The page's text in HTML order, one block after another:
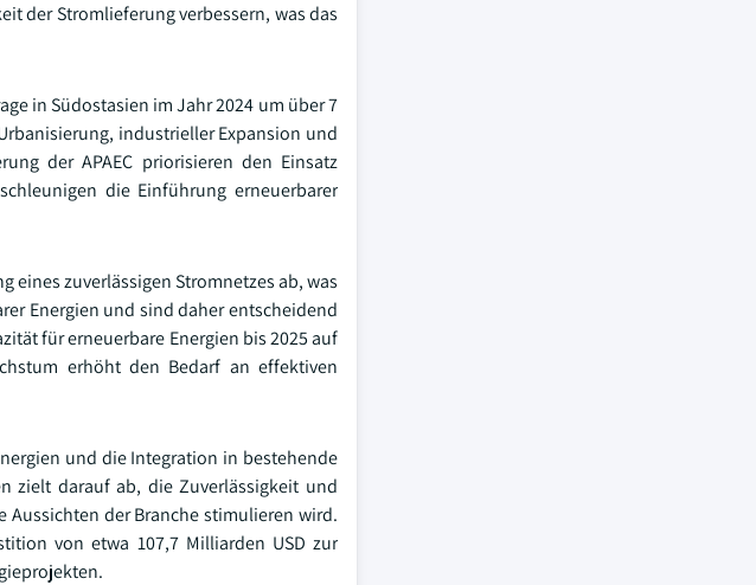
der Stromlieferung verbessern, was das
in Südostasien im Jahr 2024 um über 7
industrieller Expansion und
der APAEC priorisieren den Einsatz
die Einführung erneuerbarer
eines zuverlässigen Stromnetzes ab, was
Energien und sind daher entscheidend
für erneuerbare Energien bis 2025 auf
erhöht den Bedarf an effektiven
und die Integration in bestehende
zielt darauf ab, die Zuverlässigkeit und
Aussichten der Branche stimulieren wird.
von etwa 107,7 Milliarden USD zur